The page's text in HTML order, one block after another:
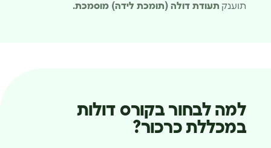
תוענק תעודת דולה (תומכת לידה) מוסמכת.
למה לבחור בקורס דולות
במכללת כרכור?